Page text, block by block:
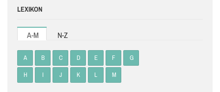
LEXIKON
A-M N-Z
A B C D E F G
H I J K L M